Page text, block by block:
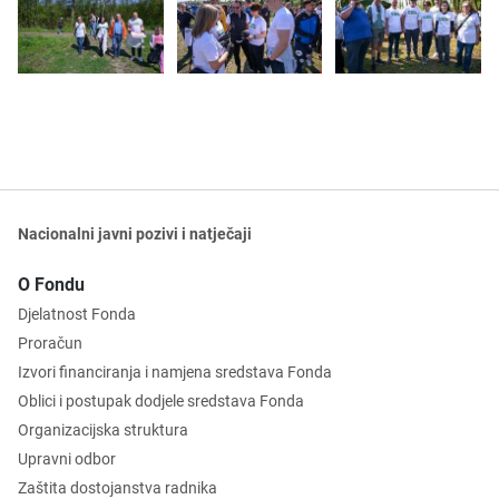
Nacionalni javni pozivi i natječaji
O Fondu
Djelatnost Fonda
Proračun
Izvori financiranja i namjena sredstava Fonda
Oblici i postupak dodjele sredstava Fonda
Organizacijska struktura
Upravni odbor
Zaštita dostojanstva radnika